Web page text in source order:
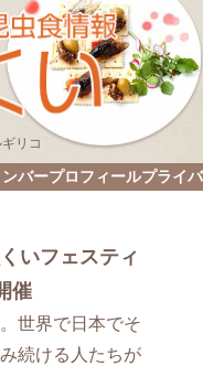
リコ
ンバープロフィールプライ
いフェスティ
催
世界で日本でそ
続ける人たちが